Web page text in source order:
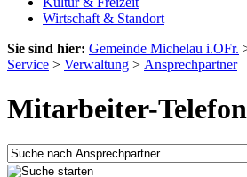
Wirtschaft & Standort
Sie sind hier: Gemeinde Michelau i.OFr.
Service > Verwaltung > Ansprechpartner
Mitarbeiter-